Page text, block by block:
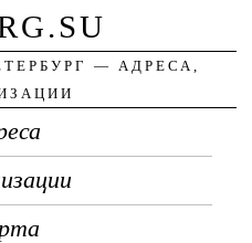
— АДРЕСА,